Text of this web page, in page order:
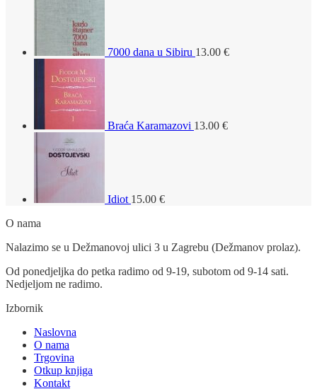
7000 dana u Sibiru 13.00 €
Braća Karamazovi 13.00 €
Idiot 15.00 €
O nama
Nalazimo se u Dežmanovoj ulici 3 u Zagrebu (Dežmanov prolaz).
Od ponedjeljka do petka radimo od 9-19, subotom od 9-14 sati.
Nedjeljom ne radimo.
Izbornik
Naslovna
O nama
Trgovina
Otkup knjiga
Kontakt